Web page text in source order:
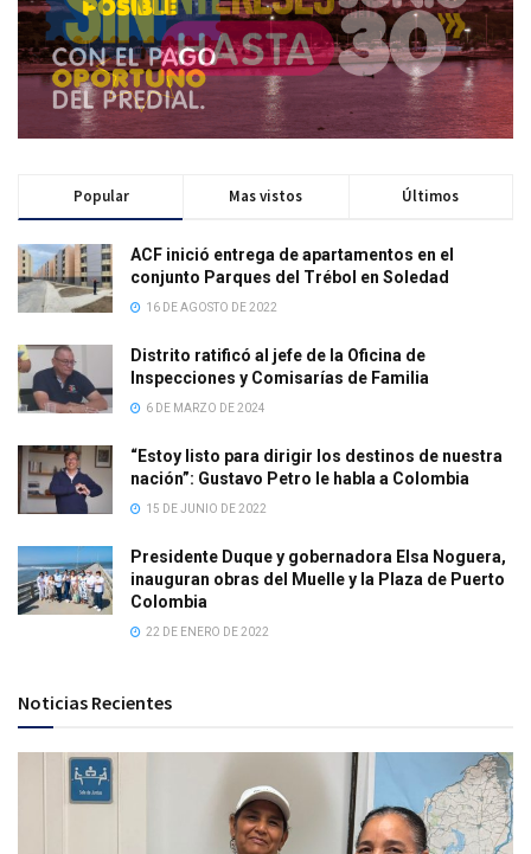
Popular Mas vistos Últimos
ACF inició entrega de apartamentos en el
conjunto Parques del Trébol en Soledad
16 DE AGOSTO DE 2022
Distrito ratificó al jefe de la Oficina de
Inspecciones y Comisarías de Familia
6 DE MARZO DE 2024
“Estoy listo para dirigir los destinos de nuestra
nación”: Gustavo Petro le habla a Colombia
15 DE JUNIO DE 2022
Presidente Duque y gobernadora Elsa Noguera,
inauguran obras del Muelle y la Plaza de Puerto
Colombia
22 DE ENERO DE 2022
Noticias Recientes